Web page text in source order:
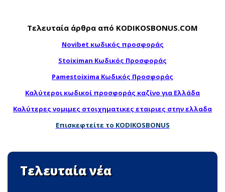
Τελευταία άρθρα από KODIKOSBONUS.COM
Novibet κωδικός προσφοράς
Stoiximan Κωδικός Προσφοράς
Pamestoixima Κωδικός Προσφοράς
Καλύτεροι κωδικοί προσφοράς καζίνο για Ελλάδα
Καλύτερες νομιμες στοιχηματικες εταιριες στην ελλαδα
Επισκεφτείτε το KODIKOSBONUS
Τελευταία νέα